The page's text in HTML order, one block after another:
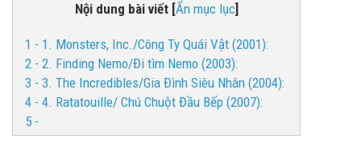
Nội dung bài viết[Ẩn mục lục]
1 - 1. Monsters, Inc./Công Ty Quái Vật (2001):
2 - 2. Finding Nemo/Đi tìm Nemo (2003):
3 - 3. The Incredibles/Gia Đình Siêu Nhân (2004):
4 - 4. Ratatouille/ Chú Chuột Đầu Bếp (2007):
5 -